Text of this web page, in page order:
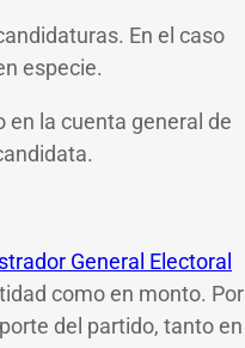
En el caso
especie.
en la cuenta general de
General Electoral
como en monto. Por
del partido, tanto en